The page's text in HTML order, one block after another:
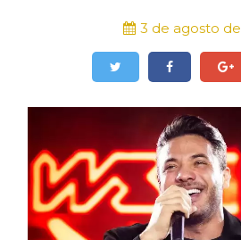
3 de agosto